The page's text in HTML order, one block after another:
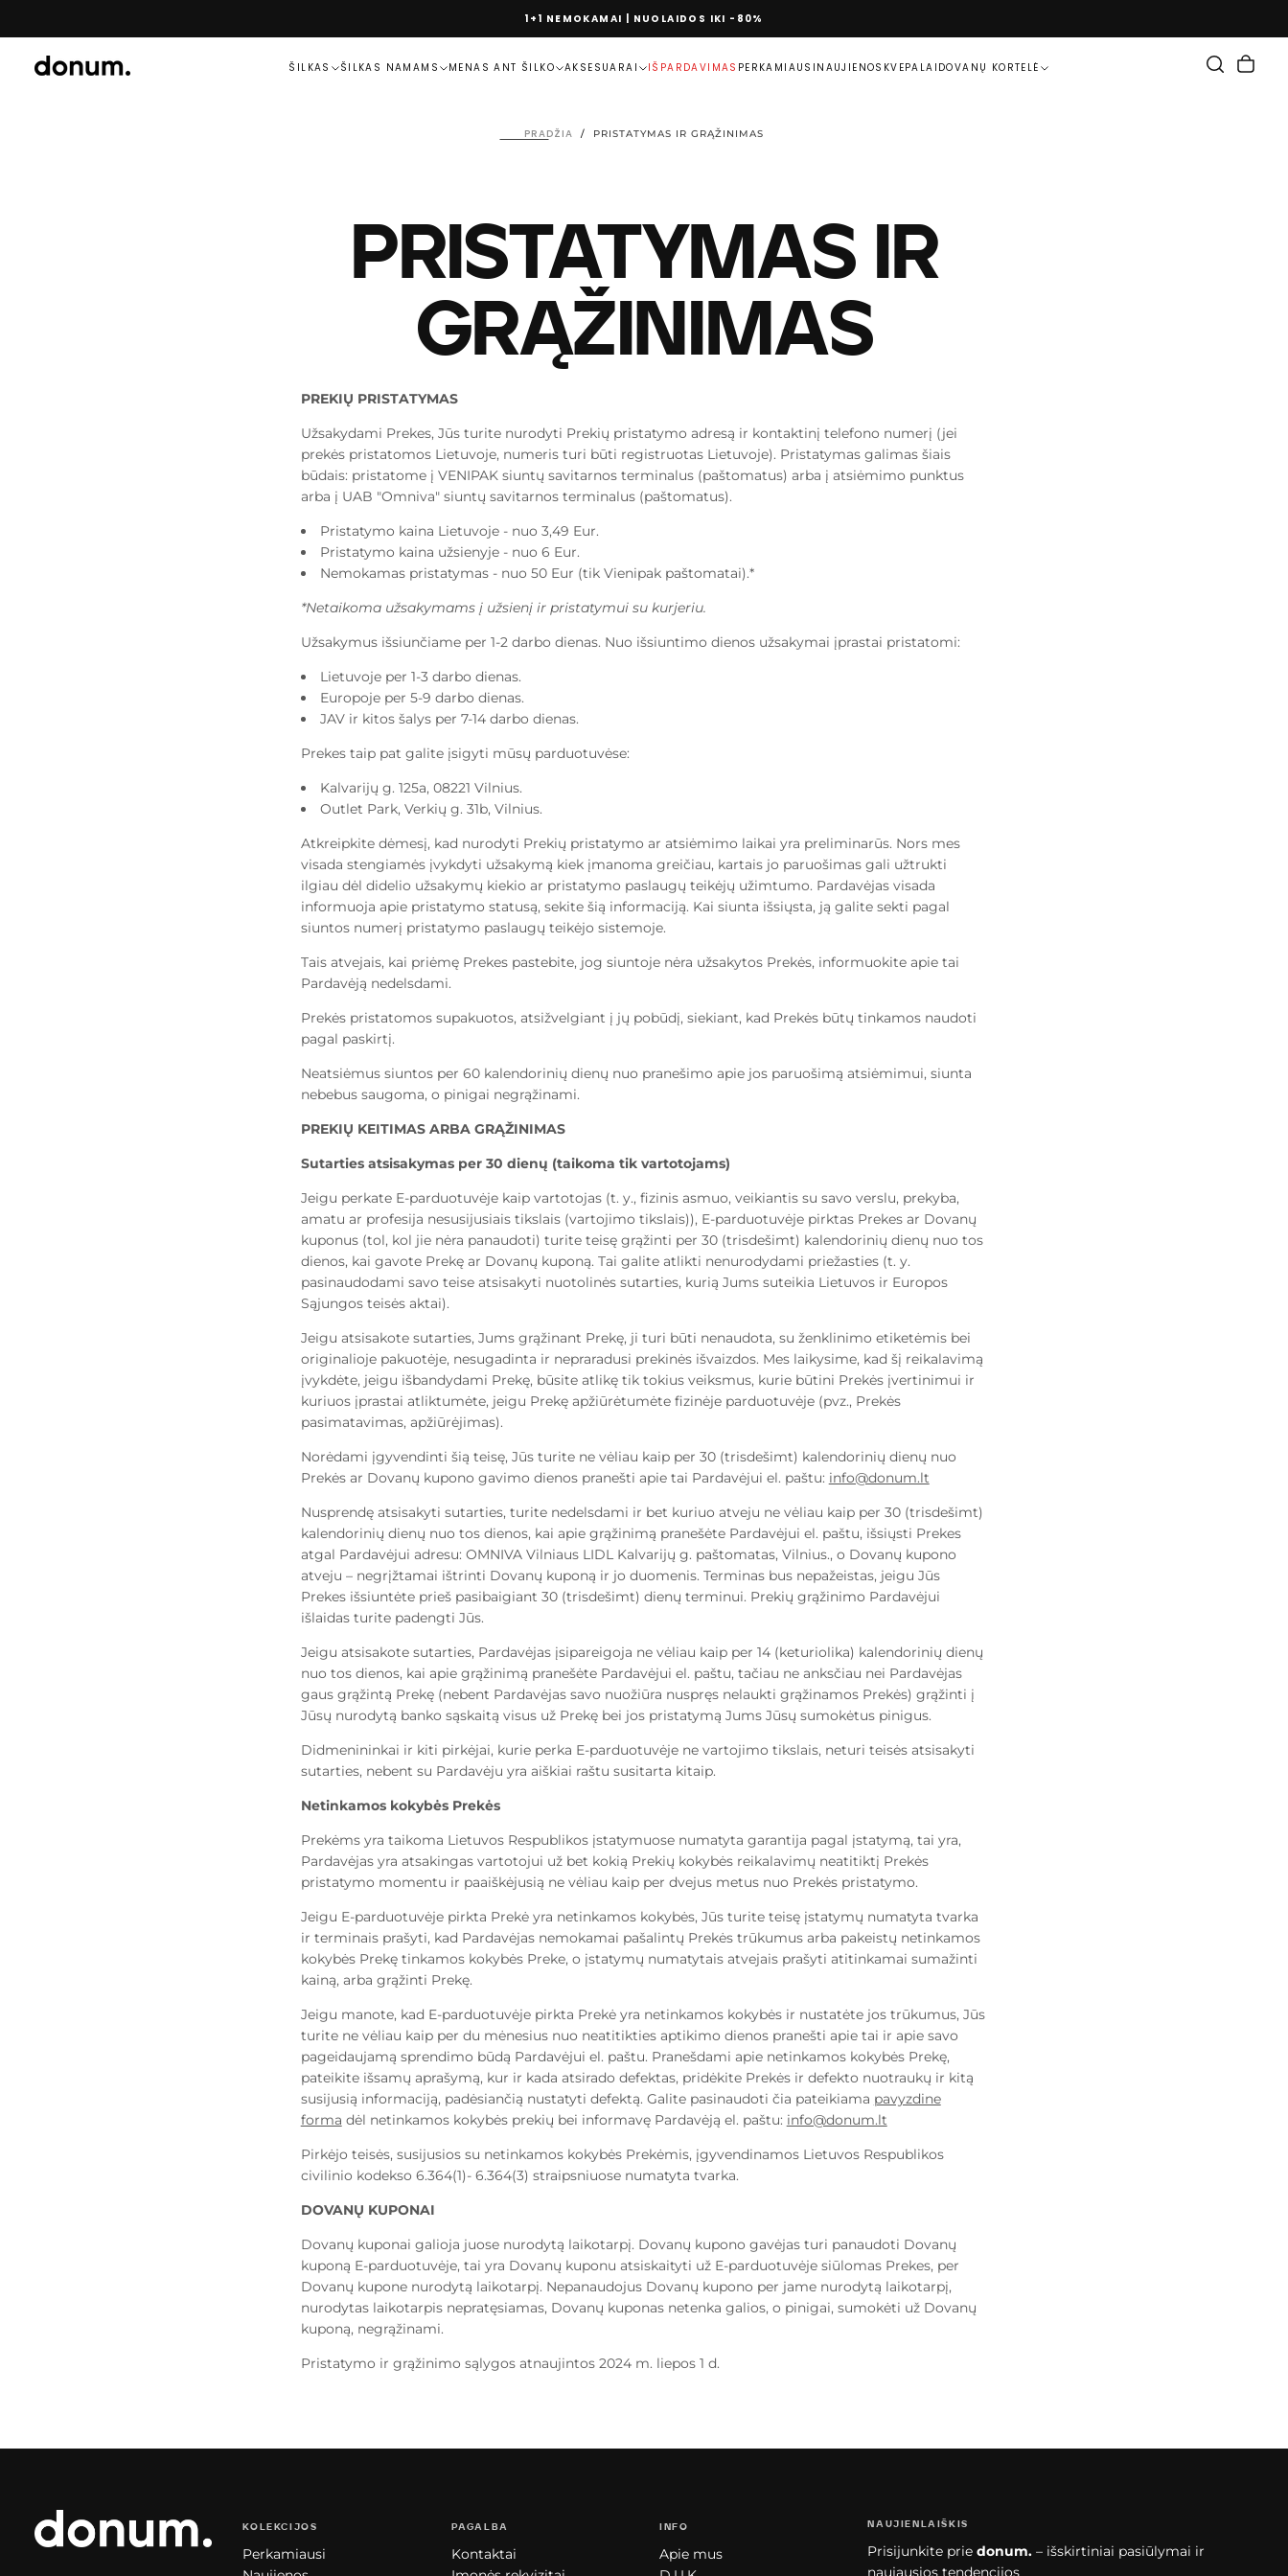
TURINIO
1+1 NEMOKAMAI | NUOLAIDOS IKI -80%
ŠILKAS ŠILKAS NAMAMS MENAS ANT ŠILKO AKSESUARAI IŠPARDAVIMAS PERKAMIAUSI NAUJIENOS KVEPALAI DOVANŲ KORTELĖ
PRADŽIA / PRISTATYMAS IR GRĄŽINIMAS
PRISTATYMAS IR
GRĄŽINIMAS
PREKIŲ PRISTATYMAS
Užsakydami Prekes, Jūs turite nurodyti Prekių pristatymo adresą ir kontaktinį telefono numerį (jei
prekės pristatomos Lietuvoje, numeris turi būti registruotas Lietuvoje). Pristatymas galimas šiais
būdais: pristatomeį VENIPAK siuntų savitarnos terminalus (paštomatus) arba į atsiėmimo punktus
arba į UAB "Omniva" siuntų savitarnos terminalus (paštomatus).
Pristatymo kaina Lietuvoje - nuo 3,49 Eur.
Pristatymo kaina užsienyje - nuo 6 Eur.
Nemokamas pristatymas - nuo 50 Eur (tik Vienipak paštomatai).*
*Netaikoma užsakymams į užsienį ir pristatymui su kurjeriu.
Užsakymus išsiunčiame per 1-2 darbo dienas. Nuo išsiuntimo dienos užsakymai įprastai pristatomi:
Lietuvoje per 1-3 darbo dienas.
Europoje per 5-9 darbo dienas.
JAV ir kitos šalys per 7-14 darbo dienas.
Prekes taip pat galite įsigyti mūsų parduotuvėse:
Kalvarijų g. 125a, 08221 Vilnius.
Outlet Park, Verkių g. 31b, Vilnius.
Atkreipkite dėmesį, kad nurodyti Prekių pristatymo ar atsiėmimo laikai yra preliminarūs. Nors mes
visada stengiamės įvykdyti užsakymą kiek įmanoma greičiau, kartais jo paruošimas gali užtrukti
ilgiau dėl didelio užsakymų kiekio ar pristatymo paslaugų teikėjų užimtumo. Pardavėjas visada
informuoja apie pristatymo statusą, sekite šią informaciją. Kai siunta išsiųsta, ją galite sekti pagal
siuntos numerį pristatymo paslaugų teikėjo sistemoje.
Tais atvejais, kai priėmę Prekes pastebite, jog siuntoje nėra užsakytos Prekės, informuokite apie tai
Pardavėją nedelsdami.
Prekės pristatomos supakuotos, atsižvelgiant į jų pobūdį, siekiant, kad Prekės būtų tinkamos naudoti
pagal paskirtį.
Neatsiėmus siuntos per 60 kalendorinių dienų nuo pranešimo apie jos paruošimą atsiėmimui, siunta
nebebus saugoma, o pinigai negrąžinami.
PREKIŲ KEITIMAS ARBA GRĄŽINIMAS
Sutarties atsisakymas per 30 dienų (taikoma tik vartotojams)
Jeigu perkate E-parduotuvėje kaip vartotojas (t. y., fizinis asmuo, veikiantis su savo verslu, prekyba,
amatu ar profesija nesusijusiais tikslais (vartojimo tikslais)), E-parduotuvėje pirktas Prekes ar Dovanų
kuponus (tol, kol jie nėra panaudoti) turite teisę grąžinti per 30 (trisdešimt) kalendorinių dienų nuo tos
dienos, kai gavote Prekę ar Dovanų kuponą. Tai galite atlikti nenurodydami priežasties (t. y.
pasinaudodami savo teise atsisakyti nuotolinės sutarties, kurią Jums suteikia Lietuvos ir Europos
Sąjungos teisės aktai).
Jeigu atsisakote sutarties, Jums grąžinant Prekę, ji turi būti nenaudota, su ženklinimo etiketėmis bei
originalioje pakuotėje, nesugadinta ir nepraradusi prekinės išvaizdos. Mes laikysime, kad šį reikalavimą
įvykdėte, jeigu išbandydami Prekę, būsite atlikę tik tokius veiksmus, kurie būtini Prekės įvertinimui ir
kuriuos įprastai atliktumėte, jeigu Prekę apžiūrėtumėte fizinėje parduotuvėje (pvz., Prekės
pasimatavimas, apžiūrėjimas).
Norėdami įgyvendinti šią teisę, Jūs turite ne vėliau kaip per 30 (trisdešimt) kalendorinių dienų nuo
Prekės ar Dovanų kupono gavimo dienos pranešti apie tai Pardavėjui el. paštu: info@donum.lt
Nusprendę atsisakyti sutarties, turite nedelsdami ir bet kuriuo atveju ne vėliau kaip per 30 (trisdešimt)
kalendorinių dienų nuo tos dienos, kai apie grąžinimą pranešėte Pardavėjui el. paštu, išsiųsti Prekes
atgal Pardavėjui adresu: OMNIVA Vilniaus LIDL Kalvarijų g. paštomatas, Vilnius.,o Dovanų kupono
atveju – negrįžtamai ištrinti Dovanų kuponą ir jo duomenis. Terminas bus nepažeistas, jeigu Jūs
Prekes išsiuntėte prieš pasibaigiant 30 (trisdešimt) dienų terminui. Prekių grąžinimo Pardavėjui
išlaidas turite padengti Jūs.
Jeigu atsisakote sutarties, Pardavėjas įsipareigoja ne vėliau kaip per 14 (keturiolika) kalendorinių dienų
nuo tos dienos, kai apie grąžinimą pranešėte Pardavėjui el. paštu, tačiau ne anksčiau nei Pardavėjas
gaus grąžintą Prekę (nebent Pardavėjas savo nuožiūra nuspręs nelaukti grąžinamos Prekės) grąžinti į
Jūsų nurodytą banko sąskaitą visus už Prekę bei jos pristatymą Jums Jūsų sumokėtus pinigus.
Didmenininkai ir kiti pirkėjai, kurie perka E-parduotuvėje ne vartojimo tikslais, neturi teisės atsisakyti
sutarties, nebent su Pardavėju yra aiškiai raštu susitarta kitaip.
Netinkamos kokybės Prekės
Prekėms yra taikoma Lietuvos Respublikos įstatymuose numatyta garantija pagal įstatymą, tai yra,
Pardavėjas yra atsakingas vartotojui už bet kokią Prekių kokybės reikalavimų neatitiktį Prekės
pristatymo momentu ir paaiškėjusią ne vėliau kaip per dvejus metus nuo Prekės pristatymo.
Jeigu E-parduotuvėje pirkta Prekė yra netinkamos kokybės, Jūs turite teisę įstatymų numatyta tvarka
ir terminais prašyti, kad Pardavėjas nemokamai pašalintų Prekės trūkumus arba pakeistų netinkamos
kokybės Prekę tinkamos kokybės Preke, o įstatymų numatytais atvejais prašyti atitinkamai sumažinti
kainą, arba grąžinti Prekę.
Jeigu manote, kad E-parduotuvėje pirkta Prekė yra netinkamos kokybės ir nustatėte jos trūkumus, Jūs
turite ne vėliau kaip per du mėnesius nuo neatitikties aptikimo dienos pranešti apie tai ir apie savo
pageidaujamą sprendimo būdą Pardavėjui el. paštu. Pranešdami apie netinkamos kokybės Prekę,
pateikite išsamų aprašymą, kur ir kada atsirado defektas, pridėkite Prekės ir defekto nuotraukų ir kitą
susijusią informaciją, padėsiančią nustatyti defektą. Galite pasinaudoti čia pateikiama pavyzdine
forma dėl netinkamos kokybės prekių bei informavę Pardavėją el. paštu: info@donum.lt
Pirkėjo teisės, susijusios su netinkamos kokybės Prekėmis, įgyvendinamos Lietuvos Respublikos
civilinio kodekso 6.364(1)- 6.364(3) straipsniuose numatyta tvarka.
DOVANŲ KUPONAI
Dovanų kuponai galioja juose nurodytą laikotarpį. Dovanų kupono gavėjas turi panaudoti Dovanų
kuponą E-parduotuvėje, tai yra Dovanų kuponu atsiskaityti už E-parduotuvėje siūlomas Prekes, per
Dovanų kupone nurodytą laikotarpį. Nepanaudojus Dovanų kupono per jame nurodytą laikotarpį,
nurodytas laikotarpis nepratęsiamas, Dovanų kuponas netenka galios, o pinigai, sumokėti už Dovanų
kuponą, negrąžinami.
Pristatymo ir grąžinimo sąlygos atnaujintos 2024 m. liepos 1 d.
KOLEKCIJOS
Perkamiausi
PAGALBA
Kontaktai
INFO
Apie mus
NAUJIENLAIŠKIS
Prisijunkite priedonum.– išskirtiniai pasiūlymai ir
naujausios tendencijos
Greitas krepšelis šiuo
metu tuščias
Dar nepasirinkta jokia prekė.